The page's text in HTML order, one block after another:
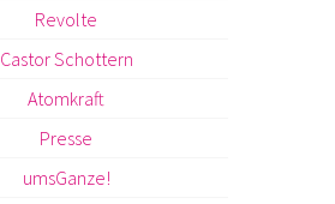
Revolte
Castor Schottern
Atomkraft
Presse
umsGanze!